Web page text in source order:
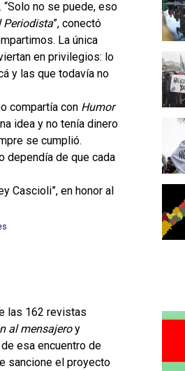
no se puede, eso
Periodista”, conectó
La única
en privilegios: lo
y las que todavía no
compartía con Humor
idea y no tenía dinero
se cumplió.
dependía de que cada
Cascioli”, en honor al
las 162 revistas
al mensajeroy
esa encuentro de
sancione el proyecto